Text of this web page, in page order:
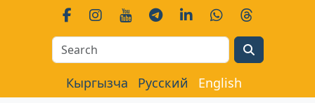
Кыргызча Русский English